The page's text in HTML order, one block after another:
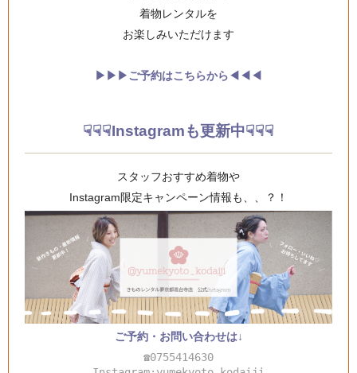
着物レンタルを
お楽しみいただけます
▶︎▶︎▶︎ご予約はこちらから◀︎◀︎◀︎
☟☟☟Instagramも更新中☟☟☟
スタッフおすすめ着物や
Instagram限定キャンペーン情報も、、？！
ご予約・お問い合わせは↓
☎0755414630